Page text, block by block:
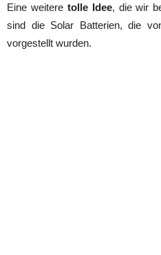
Eine weitere tolle Idee, die wir
sind die Solar Batterien, die
vorgestellt wurden.